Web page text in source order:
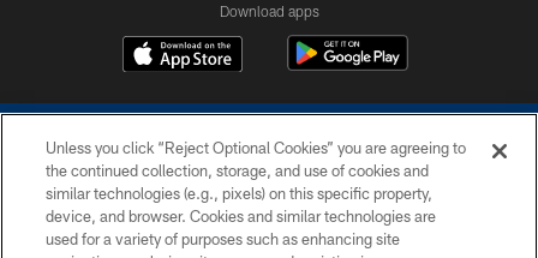
Download apps
COPYRIGHT © 2026 COLTS, INC.
Unless you click “Reject Optional Cookies” you are agreeing to
the continued collection, storage, and use of cookies and
similar technologies (e.g., pixels) on this specific property,
device, and browser. Cookies and similar technologies are
used for a variety of purposes such as enhancing site